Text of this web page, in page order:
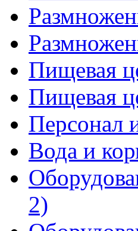
Пищевая
Пищевая
Персонал
Вода и
2)